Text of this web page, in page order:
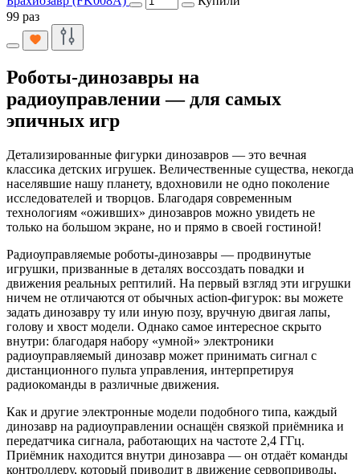
99 раз
Роботы-динозавры на
радиоуправлении — для самых
эпичных игр
Детализированные фигурки динозавров — это вечная
классика детских игрушек. Величественные существа, некогда
населявшие нашу планету, вдохновили не одно поколение
исследователей и творцов. Благодаря современным
технологиям «оживших» динозавров можно увидеть не
только на большом экране, но и прямо в своей гостиной!
Радиоуправляемые роботы-динозавры — продвинутые
игрушки, призванные в деталях воссоздать повадки и
движения реальных рептилий. На первый взгляд эти игрушки
ничем не отличаются от обычных action-фигурок: вы можете
задать динозавру ту или иную позу, вручную двигая лапы,
голову и хвост модели. Однако самое интересное скрыто
внутри: благодаря набору «умной» электроники
радиоуправляемый динозавр может принимать сигнал с
дистанционного пульта управления, интерпретируя
радиокоманды в различные движения.
Как и другие электронные модели подобного типа, каждый
динозавр на радиоуправлении оснащён связкой приёмника и
передатчика сигнала, работающих на частоте 2,4 ГГц.
Приёмник находится внутри динозавра — он отдаёт команды
контроллеру, который приводит в движение сервоприводы,